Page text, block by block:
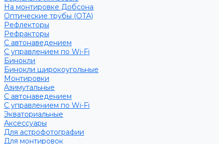
На монтировке Добсона
Оптические трубы (OTA)
Рефлекторы
Рефракторы
С автонаведением
С управлением по Wi-Fi
Бинокли
Бинокли широкоугольные
Монтировки
Азимутальные
С автонаведением
С управлением по Wi-Fi
Экваториальные
Аксессуары
Для астрофотографии
Для монтировок